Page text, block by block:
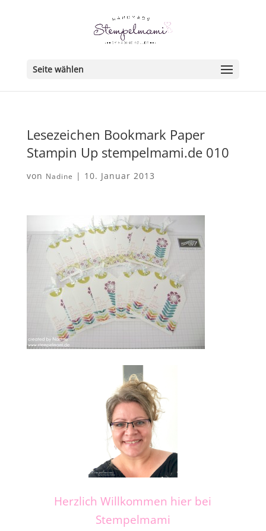
Seite wählen
Lesezeichen Bookmark Paper
Stampin Up stempelmami.de 010
von Nadine | 10. Januar 2013
Herzlich Willkommen hier bei
Stempelmami